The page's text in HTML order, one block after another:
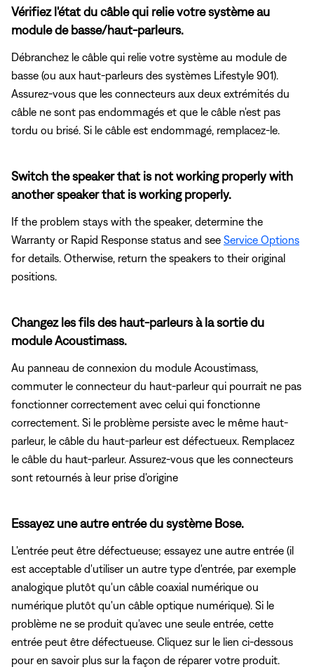
Vérifiez l'état du câble qui relie votre système au
module de basse/haut-parleurs.
Débranchez le câble qui relie votre système au module de
basse (ou aux haut-parleurs des systèmes Lifestyle 901).
Assurez-vous que les connecteurs aux deux extrémités du
câble ne sont pas endommagés et que le câble n'est pas
tordu ou brisé. Si le câble est endommagé, remplacez-le.
Switch the speaker that is not working properly with
another speaker that is working properly.
If the problem stays with the speaker, determine the
Warranty or Rapid Response status and see Service Options
for details. Otherwise, return the speakers to their original
positions.
Changez les fils des haut-parleurs à la sortie du
module Acoustimass.
Au panneau de connexion du module Acoustimass,
commuter le connecteur du haut-parleur qui pourrait ne pas
fonctionner correctement avec celui qui fonctionne
correctement. Si le problème persiste avec le même haut-
parleur, le câble du haut-parleur est défectueux. Remplacez
le câble du haut-parleur. Assurez-vous que les connecteurs
sont retournés à leur prise d'origine
Essayez une autre entrée du système Bose.
L'entrée peut être défectueuse; essayez une autre entrée (il
est acceptable d'utiliser un autre type d'entrée, par exemple
analogique plutôt qu'un câble coaxial numérique ou
numérique plutôt qu'un câble optique numérique). Si le
problème ne se produit qu'avec une seule entrée, cette
entrée peut être défectueuse. Cliquez sur le lien ci-dessous
pour en savoir plus sur la façon de réparer votre produit.